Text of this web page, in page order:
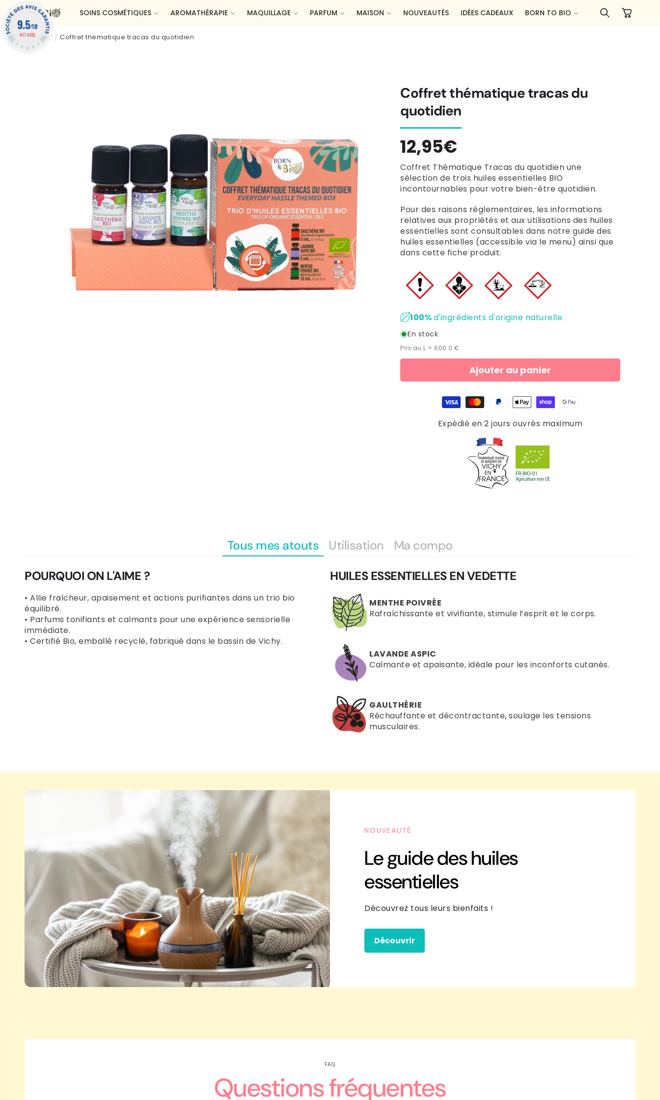
et passer
au
contenu
SOINS COSMÉTIQUES AROMATHÉRAPIE MAQUILLAGE PARFUM MAISON NOUVEAUTÉS IDÉES CADEAUX BORN TO BIO Panier
Accueil Coffret thématique tracas du quotidien
Coffret thématique tracas du
quotidien
Prix
habituel
12,95€
Coffret Thématique Tracas du quotidien une
sélection de trois huiles essentielles BIO
incontournables pour votre bien-être quotidien.
Pour des raisons réglementaires, les informations
relatives aux propriétés et aux utilisations des huiles
essentielles sont consultables dans notre guide des
huiles essentielles (accessible via le menu) ainsi que
dans cette fiche produit.
100%d'ingrédients d'origine naturelle
En stock
Prix au L = 600.0 €
Ajouter au panier
paiementExpédié en 2 jours ouvrés maximum
Tous mes atouts Utilisation Ma compo
POURQUOI ON L'AIME ?
• Allie fraîcheur, apaisement et actions purifiantes dans un trio bio
équilibré.
• Parfums tonifiants et calmants pour une expérience sensorielle
immédiate.
• Certifié Bio, emballé recyclé, fabriqué dans le bassin de Vichy.
HUILES ESSENTIELLES EN VEDETTE
MENTHE POIVRÉE
Rafraîchissante et vivifiante, stimule l’esprit et le corps.
LAVANDE ASPIC
Calmante et apaisante, idéale pour les inconforts cutanés.
GAULTHÉRIE
Réchauffante et décontractante, soulage les tensions
musculaires.
NOUVEAUTÉ
Le guide des huiles
essentielles
Découvrez tous leurs bienfaits !
Découvrir
FAQ
Questions fréquentes
9.5/10
417 AVIS